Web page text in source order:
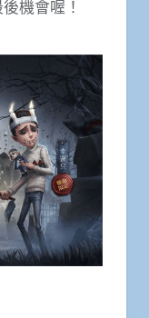
機會喔！